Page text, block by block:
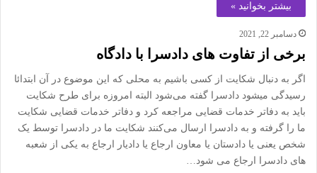
بیشتر بخوانید »
دسامبر 22, 2021
برخی از تفاوت های دادسرا با دادگاه
اگر به دنبال شکایت از کسی باشیم به محلی که این موضوع در آن ابتدائا
رسیدگی میشود دادسرا گفته می‌شود البته امروزه برای طرح شکایت
باید به دفاتر خدمات قضایی مراجعه کرد و دفاتر خدمات قضایی شکایت
ما را گرفته و به دادسرا ارسال می‌کنند شکایت ما در دادسرا توسط یک
شخص یعنی یا دادستان یا معاون ارجاع یا دادیار ارجاع به یکی از شعبه
های دادسرا ارجاع می شود…